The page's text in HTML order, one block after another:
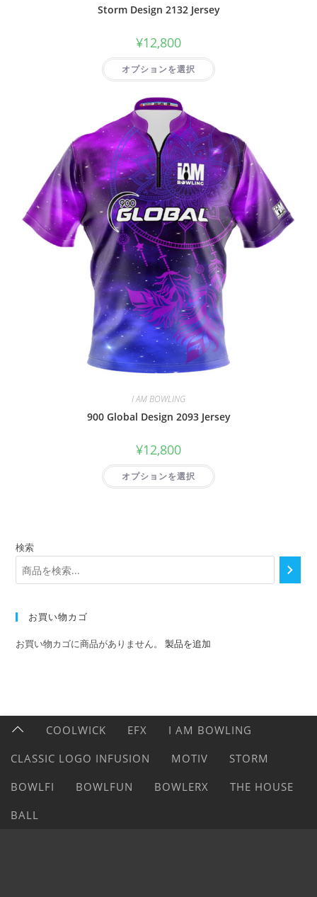
Storm Design 2132 Jersey
¥12,800
オプションを選択
I AM BOWLING
900 Global Design 2093 Jersey
¥12,800
オプションを選択
検索
お買い物カゴ
お買い物カゴに商品がありません。製品を追加
COOLWICK EFX
I AM BOWLING
CLASSIC LOGO INFUSION
MOTIV
STORM
BOWLFI
BOWLFUN BOWLERX
THE HOUSE
BALL